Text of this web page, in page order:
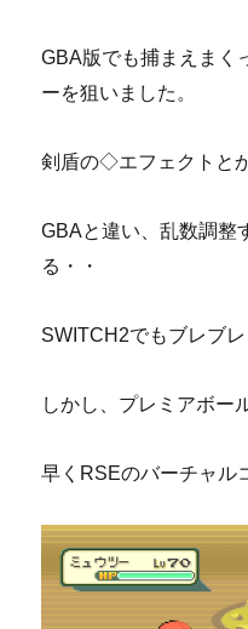
GBA版でも捕まえまく
ーを狙いました。
剣盾の◇エフェクトと
GBAと違い、乱数調整
る・・
SWITCH2でもブレブレ
しかし、プレミアボー
早くRSEのバーチャル